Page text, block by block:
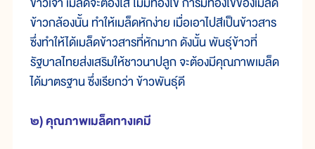
ข้าวกล้องนั้น ทำให้เมล็ดหักง่าย เมื่อเอาไปสีเป็นข้าวสาร
ซึ่งทำให้ได้เมล็ดข้าวสารที่หักมาก ดังนั้น พันธุ์ข้าวที่
รัฐบาลไทยส่งเสริมให้ชาวนาปลูก จะต้องมีคุณภาพเมล็ด
ได้มาตรฐาน ซึ่งเรียกว่า ข้าวพันธุ์ดี
๒) คุณภาพเมล็ดทางเคมี